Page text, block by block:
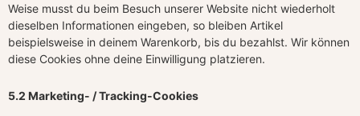
Weise musst du beim Besuch unserer Website nicht wiederholt
dieselben Informationen eingeben, so bleiben Artikel
beispielsweise in deinem Warenkorb, bis du bezahlst. Wir können
diese Cookies ohne deine Einwilligung platzieren.
5.2 Marketing- / Tracking-Cookies